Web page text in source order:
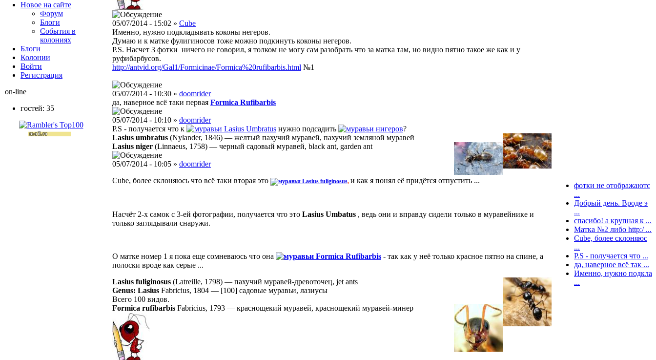
05/07/2014 - 15:02 » Cube
Именно, нужно подкладывать коконы негеров.
Думаю и к матке фулигиносов тоже можно подкинуть коконы негеров.
P.S. Насчет 3 фотки ничего не говорил, я толком не могу сам разобрать что за матка там, но видно пятно такое же как и у
руфибарбусов.
http://antvid.org/Gal1/Formicinae/Formica%20rufibarbis.html №1
05/07/2014 - 10:30 » doomrider
да, наверное всё таки первая Formica Rufibarbis
05/07/2014 - 10:10 » doomrider
P.S - получается что к
Lasius Umbratus нужно подсадить нигеров?
Lasius umbratus (Nylander, 1846) — желтый пахучий муравей, пахучий земляной муравей
Lasius niger (Linnaeus, 1758) — черный садовый муравей, black ant, garden ant
05/07/2014 - 10:05 » doomrider
Cube, более склоняюсь что всё таки вторая это
Lasius fuliginosus, и как я понял её придётся отпустить ...
Насчёт 2-х самок с 3-ей фотографии, получается что это Lasius Umbatus , ведь они и вправду сидели только в муравейнике и
только заглядывали снаружи.
О матке номер 1 я пока еще сомневаюсь что она Formica Rufibarbis - так как у неё только красное пятно на спине, а
полоски вроде как серые ...
Lasius fuliginosus (Latreille, 1798) — пахучий муравей-древоточец, jet ants
Genus: Lasius Fabricius, 1804 — [100] садовые муравьи, лазиусы
Всего 100 видов.
Formica rufibarbis Fabricius, 1793 — краснощекий муравей, краснощекий муравей-минер
Новое на сайте
Форум
Блоги
События в
колониях
Блоги
Колонии
Войти
Peгиcтpaция
on-line
гостей: 35
фотки не отображаютс
...
Добрый день. Вроде э
...
спасибо! а крупная к ...
Матка №2 либо http:/ ...
Cube, более склоняюс
...
P.S - получается что ...
да, наверное всё так ...
Именно, нужно подкла
...